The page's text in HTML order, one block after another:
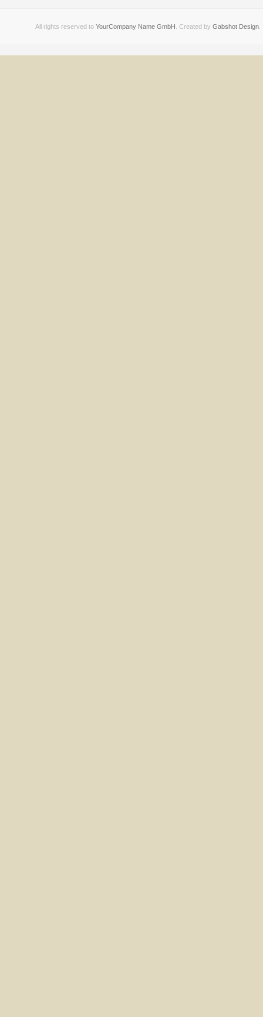
All rights reserved to YourCompany Name GmbH . Created by Gabshot Design